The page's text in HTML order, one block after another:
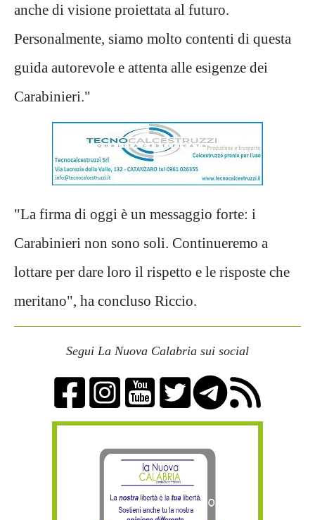
anche di visione proiettata al futuro.
Personalmente, siamo molto contenti di questa
guida autorevole e attenta alle esigenze dei
Carabinieri."
"La firma di oggi è un messaggio forte: i
Carabinieri non sono soli. Continueremo a
lottare per dare loro il rispetto e le risposte che
meritano", ha concluso Riccio.
Segui La Nuova Calabria sui social